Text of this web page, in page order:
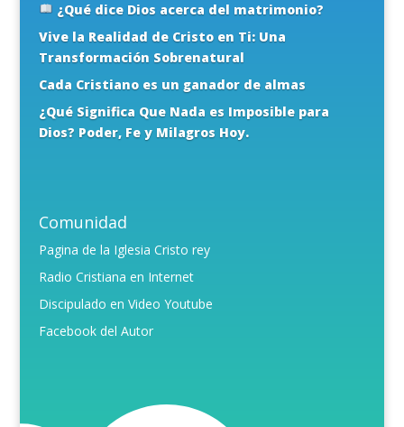
¿Qué dice Dios acerca del matrimonio?
Vive la Realidad de Cristo en Ti: Una
Transformación Sobrenatural
Cada Cristiano es un ganador de almas
¿Qué Significa Que Nada es Imposible para
Dios? Poder, Fe y Milagros Hoy.
Comunidad
Pagina de la Iglesia Cristo rey
Radio Cristiana en Internet
Discipulado en Video Youtube
Facebook del Autor